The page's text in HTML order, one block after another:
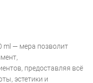
ml — мера позволит
предоставляя всё
эстетики и